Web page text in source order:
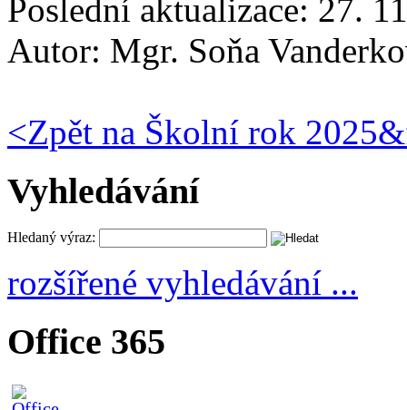
Poslední aktualizace: 27.
Autor: Mgr. Soňa
<Zpět na Školní rok
Vyhledávání
Hledaný výraz:
rozšířené vyhledávání ...
Office 365